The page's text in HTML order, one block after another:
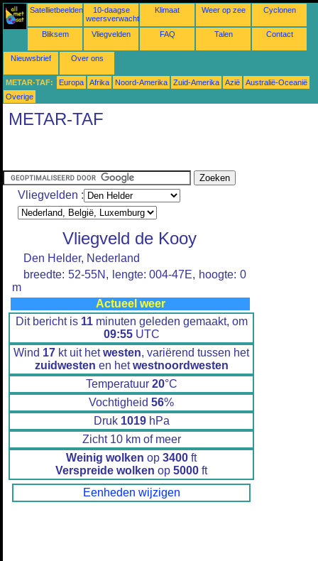
Satellietbeelden
10-daagse
weersverwachtingen
Klimaat Weer op zee Cyclonen
Bliksem Vliegvelden FAQ Talen Contact
Nieuwsbrief Over ons
METAR-TAF: Europa Afrika Noord-Amerika Zuid-Amerika Azië
Australië-Oceanië
Overige
METAR-TAF
Vliegvelden :
Vliegveld de Kooy
Den Helder, Nederland
breedte: 52-55N, lengte: 004-47E, hoogte: 0
m
Actueel weer
Dit bericht is 11minuten geleden gemaakt, om
09:55UTC
Wind 17 kt uit hetwesten, variërend tussen het
zuidwesten en hetwestnoordwesten
Temperatuur 20°C
Vochtigheid 56%
Druk 1019hPa
Zicht 10 km of meer
Weinig wolken op 3400 ft
Verspreide wolken op 5000 ft
Eenheden wijzigen